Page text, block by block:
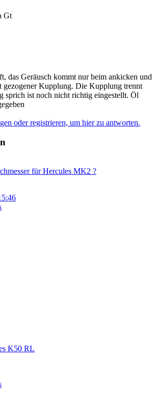
Gt
das Geräusch kommt nur beim ankicken und
gezogener Kupplung. Die Kupplung trennt
sprich ist noch nicht richtig eingestellt. Öl
oder registrieren, um hier zu antworten.
für Hercules MK2 ?
K50 RL